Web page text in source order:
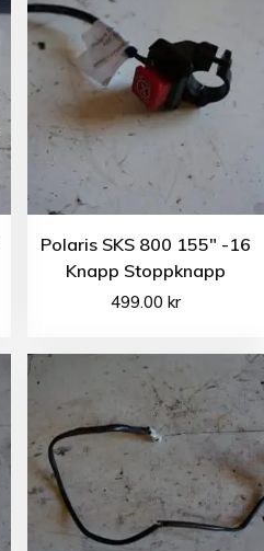
Polaris SKS 800 155″ -16
Knapp Stoppknapp
499.00 kr